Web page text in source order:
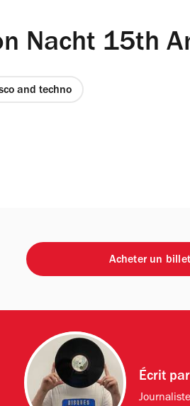
Nacht 15th
and techno
Acheter un billet
Écrit par